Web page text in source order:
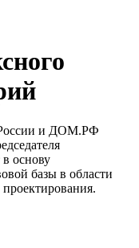
России и ДОМ.РФ
основу
базы в области